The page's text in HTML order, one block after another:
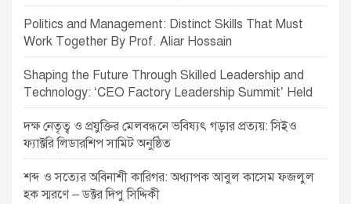
Politics and Management: Distinct Skills That Must
Work Together By Prof. Aliar Hossain
Shaping the Future Through Skilled Leadership and
Technology: ‘CEO Factory Leadership Summit’ Held
দক্ষ নেতৃত্ব ও প্রযুক্তির মেলবন্ধনে ভবিষ্যৎ গড়ার প্রত্যয়: সিইও
ফ্যাক্টরি লিডারশিপ সামিট অনুষ্ঠিত
শব্দ ও সত্যের অবিনাশী কারিগর: অধ্যাপক আবুল কাসেম ফজলুল
হক স্মরণে – ডক্টর দিপু সিদ্দিকী